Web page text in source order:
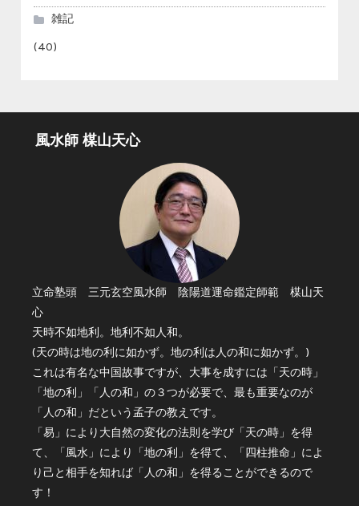
雑記
(40)
風水師 楳山天心
立命塾頭 三元玄空風水師 陰陽道運命鑑定師範 楳山天
心
天時不如地利。地利不如人和。
(天の時は地の利に如かず。地の利は人の和に如かず。)
これは有名な中国故事ですが、大事を成すには「天の時」
「地の利」「人の和」の３つが必要で、最も重要なのが
「人の和」だという孟子の教えです。
「易」により大自然の変化の法則を学び「天の時」を得
て、「風水」により「地の利」を得て、「四柱推命」によ
り己と相手を知れば「人の和」を得ることができるので
す！